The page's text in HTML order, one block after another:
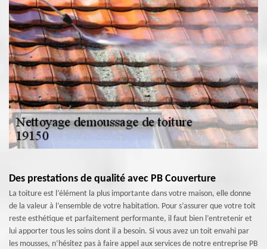
Des prestations de qualité avec PB Couverture
La toiture est l’élément la plus importante dans votre maison, elle donne
de la valeur à l’ensemble de votre habitation. Pour s’assurer que votre toit
reste esthétique et parfaitement performante, il faut bien l’entretenir et
lui apporter tous les soins dont il a besoin. Si vous avez un toit envahi par
les mousses, n’hésitez pas à faire appel aux services de notre entreprise PB